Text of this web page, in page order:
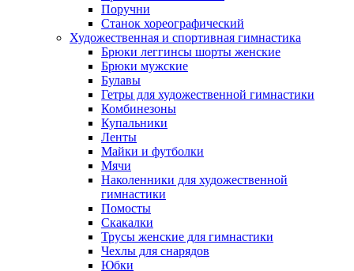
Поручни
Станок хореографический
Художественная и спортивная гимнастика
Брюки леггинсы шорты женские
Брюки мужские
Булавы
Гетры для художественной гимнастики
Комбинезоны
Купальники
Ленты
Майки и футболки
Мячи
Наколенники для художественной
гимнастики
Помосты
Скакалки
Трусы женские для гимнастики
Чехлы для снарядов
Юбки